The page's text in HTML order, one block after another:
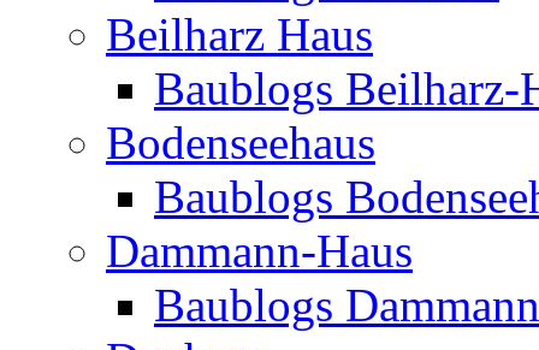
Beilharz Haus
Baublogs Beilharz-
Bodenseehaus
Baublogs
Dammann-Haus
Baublogs